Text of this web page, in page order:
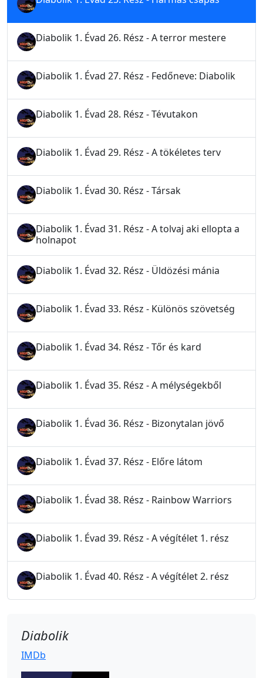
Diabolik 1. Évad 26. Rész - A terror mestere
Diabolik 1. Évad 27. Rész - Fedőneve: Diabolik
Diabolik 1. Évad 28. Rész - Tévutakon
Diabolik 1. Évad 29. Rész - A tökéletes terv
Diabolik 1. Évad 30. Rész - Társak
Diabolik 1. Évad 31. Rész - A tolvaj aki ellopta a
holnapot
Diabolik 1. Évad 32. Rész - Üldözési mánia
Diabolik 1. Évad 33. Rész - Különös szövetség
Diabolik 1. Évad 34. Rész - Tőr és kard
Diabolik 1. Évad 35. Rész - A mélységekből
Diabolik 1. Évad 36. Rész - Bizonytalan jövő
Diabolik 1. Évad 37. Rész - Előre látom
Diabolik 1. Évad 38. Rész - Rainbow Warriors
Diabolik 1. Évad 39. Rész - A végítélet 1. rész
Diabolik 1. Évad 40. Rész - A végítélet 2. rész
Diabolik
IMDb